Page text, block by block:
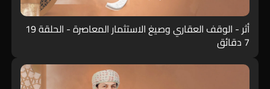
أثر - الوقف العقاري وصيغ الاستثمار المعاصرة - الحلقة 19
7 دقائق